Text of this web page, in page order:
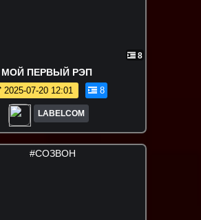
8
МОЙ ПЕРВЫЙ РЭП
2025-07-20 12:01 8
LABELCOM